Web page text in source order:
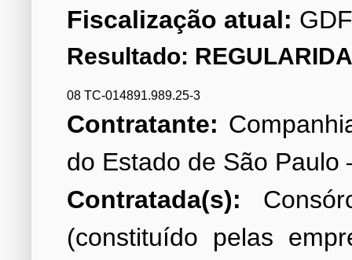
Fiscalização atual:
Resultado:
08 TC-014891.989.25-3
Contratante:
Contratada(s):
(constituído pelas